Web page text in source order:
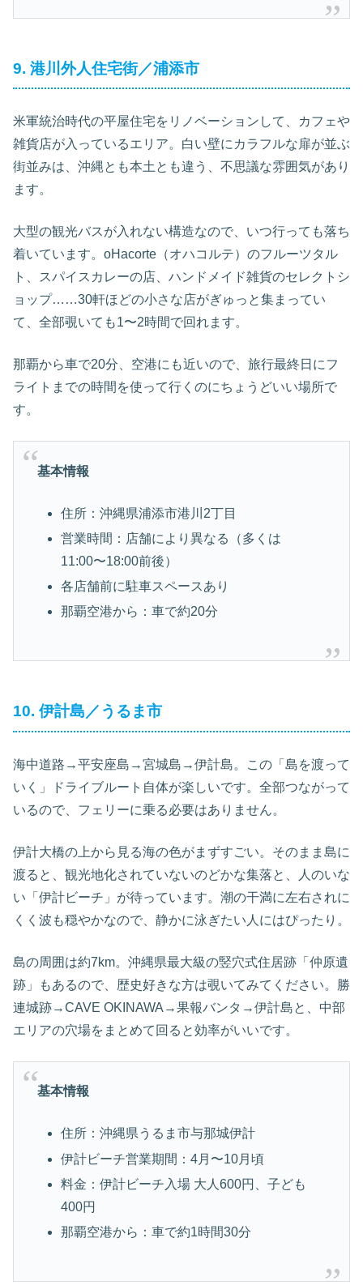
9. 港川外人住宅街／浦添市
米軍統治時代の平屋住宅をリノベーションして、カフェや
雑貨店が入っているエリア。白い壁にカラフルな扉が並ぶ
街並みは、沖縄とも本土とも違う、不思議な雰囲気があり
ます。
大型の観光バスが入れない構造なので、いつ行っても落ち
着いています。oHacorte（オハコルテ）のフルーツタル
ト、スパイスカレーの店、ハンドメイド雑貨のセレクトシ
ョップ……30軒ほどの小さな店がぎゅっと集まってい
て、全部覗いても1〜2時間で回れます。
那覇から車で20分、空港にも近いので、旅行最終日にフ
ライトまでの時間を使って行くのにちょうどいい場所で
す。
基本情報
住所：沖縄県浦添市港川2丁目
営業時間：店舗により異なる（多くは
11:00〜18:00前後）
各店舗前に駐車スペースあり
那覇空港から：車で約20分
10. 伊計島／うるま市
海中道路→平安座島→宮城島→伊計島。この「島を渡って
いく」ドライブルート自体が楽しいです。全部つながって
いるので、フェリーに乗る必要はありません。
伊計大橋の上から見る海の色がまずすごい。そのまま島に
渡ると、観光地化されていないのどかな集落と、人のいな
い「伊計ビーチ」が待っています。潮の干満に左右されに
くく波も穏やかなので、静かに泳ぎたい人にはぴったり。
島の周囲は約7km。沖縄県最大級の竪穴式住居跡「仲原遺
跡」もあるので、歴史好きな方は覗いてみてください。勝
連城跡→CAVE OKINAWA→果報バンタ→伊計島と、中部
エリアの穴場をまとめて回ると効率がいいです。
基本情報
住所：沖縄県うるま市与那城伊計
伊計ビーチ営業期間：4月〜10月頃
料金：伊計ビーチ入場 大人600円、子ども
400円
那覇空港から：車で約1時間30分